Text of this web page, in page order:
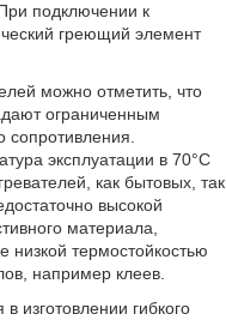
подключении к
греющий элемент
можно отметить, что
ограниченным
сопротивления.
эксплуатации в 70°C
как бытовых, так
высокой
материала,
низкой термостойкостью
например клеев.
изготовлении гибкого